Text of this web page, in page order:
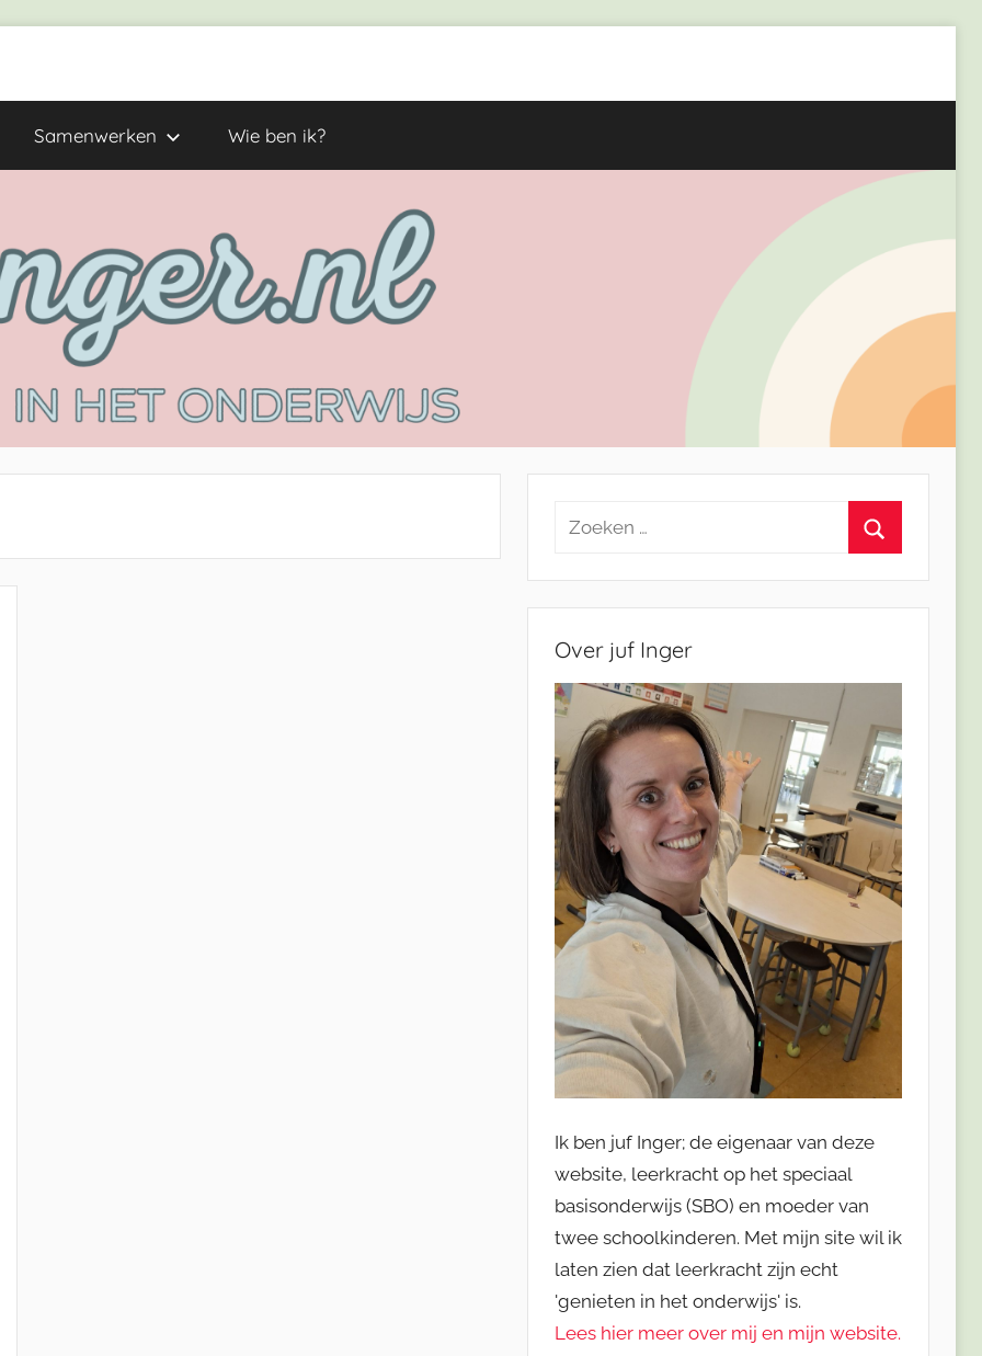
Samenwerken Wie ben ik?
Zoeken
Over juf Inger
Ik ben juf Inger; de eigenaar van deze
website, leerkracht op het speciaal
basisonderwijs (SBO) en moeder van
twee schoolkinderen. Met mijn site wil ik
laten zien dat leerkracht zijn echt
'genieten in het onderwijs' is.
Lees hier meer over mij en mijn website.